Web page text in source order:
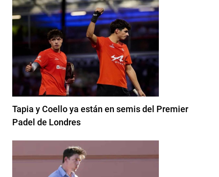
Tapia y Coello ya están en semis del Premier
Padel de Londres